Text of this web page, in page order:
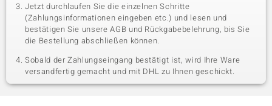
Jetzt durchlaufen Sie die einzelnen Schritte
(Zahlungsinformationen eingeben etc.) und lesen und
bestätigen Sie unsere AGB und Rückgabebelehrung, bis Sie
die Bestellung abschließen können.
Sobald der Zahlungseingang bestätigt ist, wird Ihre Ware
versandfertig gemacht und mit DHL zu Ihnen geschickt.